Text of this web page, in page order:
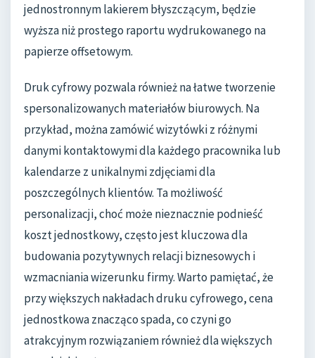
jednostronnym lakierem błyszczącym, będzie
wyższa niż prostego raportu wydrukowanego na
papierze offsetowym.
Druk cyfrowy pozwala również na łatwe tworzenie
spersonalizowanych materiałów biurowych. Na
przykład, można zamówić wizytówki z różnymi
danymi kontaktowymi dla każdego pracownika lub
kalendarze z unikalnymi zdjęciami dla
poszczególnych klientów. Ta możliwość
personalizacji, choć może nieznacznie podnieść
koszt jednostkowy, często jest kluczowa dla
budowania pozytywnych relacji biznesowych i
wzmacniania wizerunku firmy. Warto pamiętać, że
przy większych nakładach druku cyfrowego, cena
jednostkowa znacząco spada, co czyni go
atrakcyjnym rozwiązaniem również dla większych